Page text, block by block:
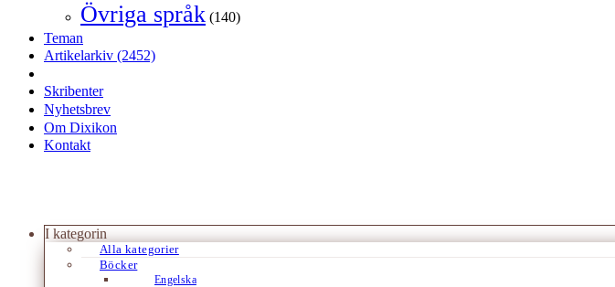
Övriga språk (140)
Teman
Artikelarkiv (2452)
Skribenter
Nyhetsbrev
Om Dixikon
Kontakt
I kategorin
Alla kategorier
Böcker
Engelska